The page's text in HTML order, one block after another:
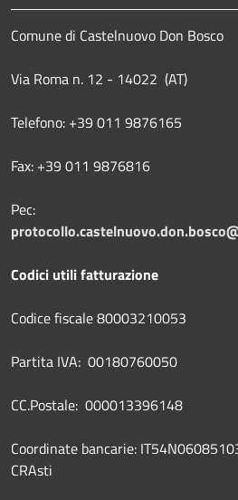
Comune di Castelnuovo Don Bosco
Via Roma n. 12 - 14022 (AT)
Telefono: +39 011 9876165
Fax: +39 011 9876816
Pec:
Codici utili fatturazione
Codice fiscale 80003210053
Partita IVA: 00180760050
CC.Postale: 000013396148
Coordinate bancarie:
CRAsti